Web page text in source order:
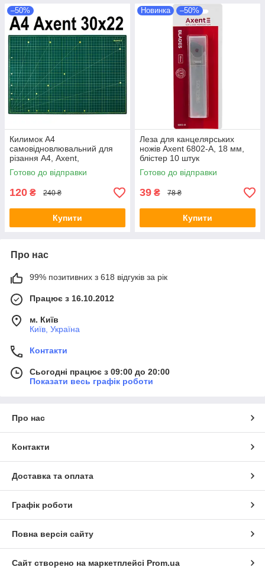
–50%
Килимок A4
самовідновлювальний для
різання А4, Axent,
Самовідновлюється килимок
для різання
Готово до відправки
120 ₴ 240 ₴
Купити
Новинка –50%
Леза для канцелярських
ножів Axent 6802-A, 18 мм,
блістер 10 штук
Готово до відправки
39 ₴ 78 ₴
Купити
Про нас
99% позитивних з 618 відгуків за рік
Працює з 16.10.2012
м. Київ
Київ, Україна
Контакти
Сьогодні працює з 09:00 до 20:00
Показати весь графік роботи
Про нас
Контакти
Доставка та оплата
Графік роботи
Повна версія сайту
Сайт створено на маркетплейсі Prom.ua